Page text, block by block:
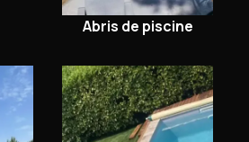
Abris de piscine